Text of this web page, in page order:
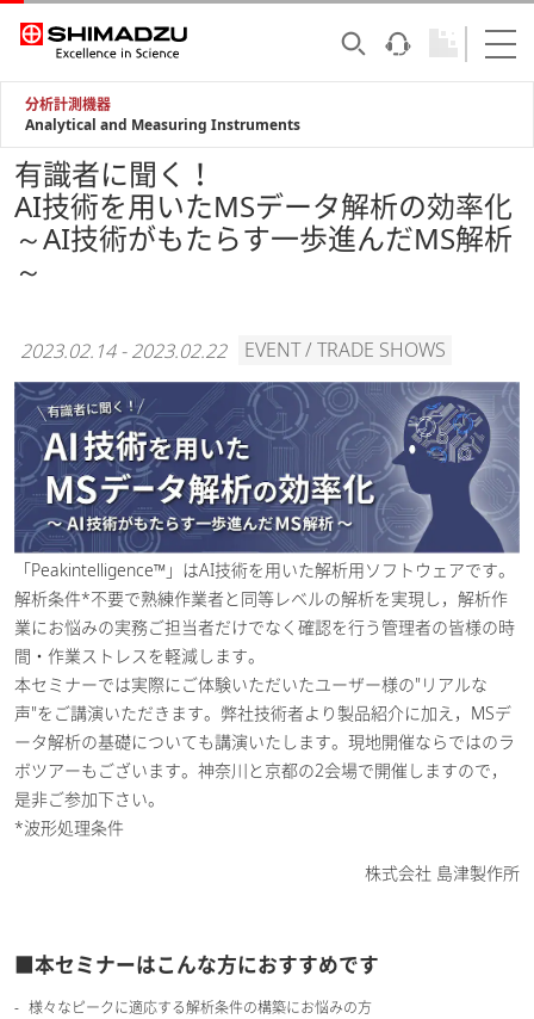
分析計測機器
Analytical and Measuring Instruments
有識者に聞く！
AI技術を用いたMSデータ解析の効率化
～AI技術がもたらす一歩進んだMS解析
～
2023.02.14-2023.02.22 EVENT / TRADE SHOWS
「Peakintelligence™」はAI技術を用いた解析用ソフトウェアです。
解析条件*不要で熟練作業者と同等レベルの解析を実現し，解析作
業にお悩みの実務ご担当者だけでなく​確認を行う管理者の皆様の時
間・作業ストレスを軽減します。​
本セミナーでは実際にご体験いただいたユーザー様の"リアルな
声"をご講演いただきます。弊社技術者より製品紹介に加え，MSデ
ータ解析の基礎についても講演いたします。現地開催ならではのラ
ボツアーもございます。神奈川と京都の2会場で開催しますので，
是非ご参加下さい。
*波形処理条件
株式会社 島津製作所
■本セミナーはこんな方におすすめです
様々なピークに適応する解析条件の構築にお悩みの方